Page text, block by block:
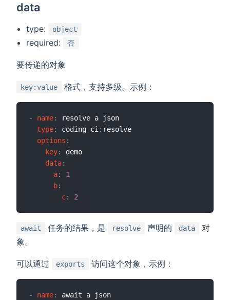
data
type: object
required: 否
要传递的对象
key:value 格式，支持多级。示例：
- name:
resolve a json
type: coding-ci: resolve
options :
key:
demo
data:
a:
1
b:
c: 2
await 任务的结果，是 resolve 声明的 data
对
象。
可以通过 exports 访问这个对象，示例：
- name:
await a json